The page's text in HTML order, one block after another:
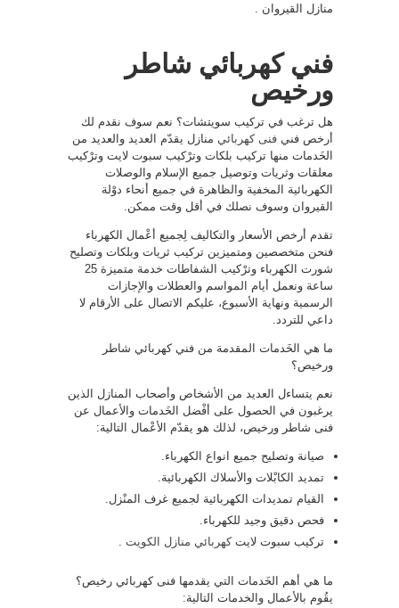
منازل القيروان .
فني كهربائي شاطر
ورخيص
هل ترغب في تركيب سويتشات؟ نعم سوف نقدم لك
أرخص فني فنى كهربائي منازل يقدّم العديد والعديد من
الخَدمات منها تركيب بلكات وترْكيب سبوت لايت وترْكيب
معلقات وثريات وتوصيل جميع الإسلام والوصلات
الكهربائية المخفية والظاهرة في جميع أنحاء دوْلة
القيروان وسوف نصلك في أقل وقت ممكن.
تقدم أرخص الأسعار والتكاليف لِجميع أعْمال الكهرباء
فنحن متخصصين ومتميزين تركيب ثريات وبلكات وتصليح
شورت الكهرباء وترْكيب الشفاطات خدمة متميزة 25
ساعة ونعمل أيام المواسم والعطلات والإجازات
الرسمية ونهاية الأسبوع، عليكم الاتصال على الأرقام لا
داعي للتردد.
ما هي الخَدمات المقدمة من فني كهربائي شاطر
ورخيص؟
نعم يتساءل العديد من الأشخاص وأصحاب المنازل الذين
يرغبون في الحصول على أفْضل الخَدمات والأعمال عن
فنى شاطر ورخيص، لذلك هو يقدّم الأعْمال التالية:
صيانة وتصليح جميع انواع الكهرباء.
تمديد الكابْلات والأسلاك الكهربائية.
القيام تمديدات الكهربائية لجميع غرف المنْزل.
فحص دقيق وجيد للكهرباء.
تركيب سبوت لايتكهربائي منازل الكويت
ما هي أهم الخَدمات التي يقدمها فنى كهربائي رخيص؟
يقُوم بالأعمال والخدمات التالية: